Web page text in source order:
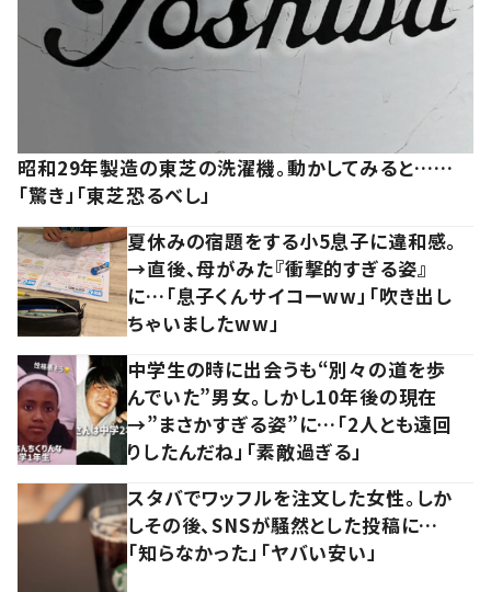
昭和29年製造の東芝の洗濯機。動かしてみると……
「驚き」「東芝恐るべし」
夏休みの宿題をする小5息子に違和感。
→直後、母がみた『衝撃的すぎる姿』
に…「息子くんサイコーww」「吹き出し
ちゃいましたww」
中学生の時に出会うも“別々の道を歩
んでいた”男女。しかし10年後の現在
→”まさかすぎる姿”に…「2人とも遠回
りしたんだね」「素敵過ぎる」
スタバでワッフルを注文した女性。しか
しその後、SNSが騒然とした投稿に…
「知らなかった」「ヤバい安い」